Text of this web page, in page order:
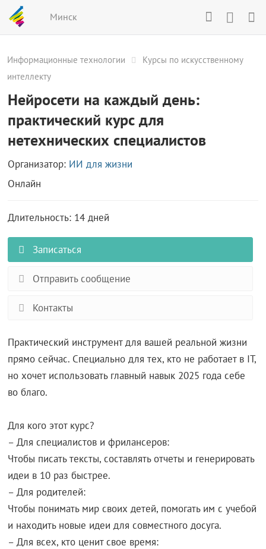
Минск
Информационные технологии
Курсы по искусственному
интеллекту
Нейросети на каждый день:
практический курс для
нетехнических специалистов
Организатор: ИИ для жизни
Онлайн
Длительность: 14 дней
Записаться
Отправить сообщение
Контакты
Практический инструмент для вашей реальной жизни
прямо сейчас. Специально для тех, кто не работает в IT,
но хочет использовать главный навык 2025 года себе
во благо.
Для кого этот курс?
– Для специалистов и фрилансеров:
Чтобы писать тексты, составлять отчеты и генерировать
идеи в 10 раз быстрее.
– Для родителей:
Чтобы понимать мир своих детей, помогать им с учебой
и находить новые идеи для совместного досуга.
– Для всех, кто ценит свое время: